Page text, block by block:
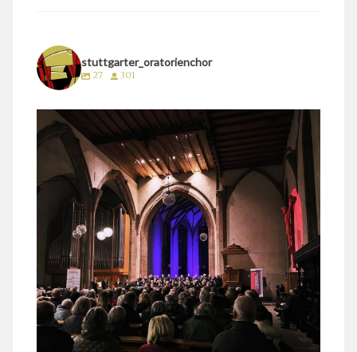
stuttgarter_oratorienchor
27 301
stuttgarter_oratorienchor
März 24